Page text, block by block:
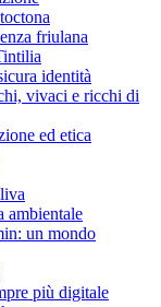
friulana
identità
vivaci e ricchi di
ed etica
ambientale
un mondo
più digitale